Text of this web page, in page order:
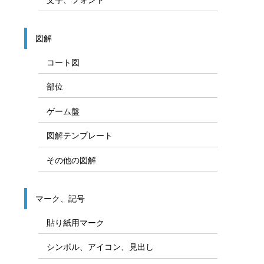
図解
コート図
部位
ゲーム盤
図解テンプレート
その他の図解
マーク、記号
貼り紙用マーク
シンボル、アイコン、見出し